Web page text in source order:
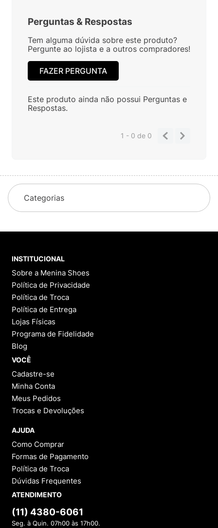
Perguntas & Respostas
Tem alguma dúvida sobre este produto?
Pergunte ao lojista e a outros compradores!
FAZER PERGUNTA
Este produto ainda não possui Perguntas e
Respostas.
1 - 0de 0
Categorias
INSTITUCIONAL
Sobre a Menina Shoes
Política de Privacidade
Política de Troca
Política de Entrega
Lojas Físicas
Programa de Fidelidade
Blog
VOCÊ
Cadastre-se
Minha Conta
Meus Pedidos
Trocas e Devoluções
AJUDA
Como Comprar
Formas de Pagamento
Política de Troca
Dúvidas Frequentes
ATENDIMENTO
(11) 4380-6061
Seg. à Quin. 07h00 às 17h00.